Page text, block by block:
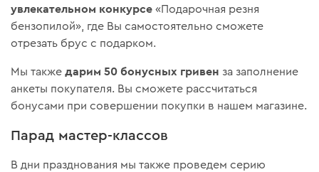
увлекательном конкурсе «Подарочная резня
бензопилой», где Вы самостоятельно сможете
отрезать брус с подарком.
Мы такжедарим 50 бонусных гривен за заполнение
анкеты покупателя. Вы сможете рассчитаться
бонусами при совершении покупки в нашем магазине.
Парад мастер-классов
В дни празднования мы также проведем серию